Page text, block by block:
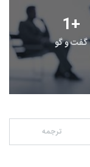
1+
گفت و گو
ترجمه